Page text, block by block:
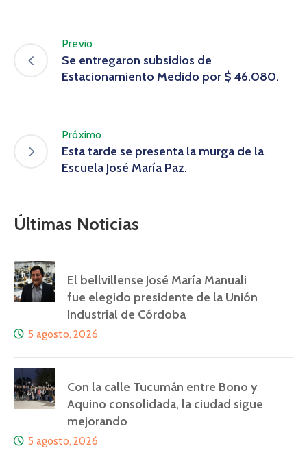
Previo
Se entregaron subsidios de
Estacionamiento Medido por $ 46.080.
Próximo
Esta tarde se presenta la murga de la
Escuela José María Paz.
Últimas Noticias
El bellvillense José María Manuali
fue elegido presidente de la Unión
Industrial de Córdoba
5 agosto, 2026
Con la calle Tucumán entre Bono y
Aquino consolidada, la ciudad sigue
mejorando
5 agosto, 2026